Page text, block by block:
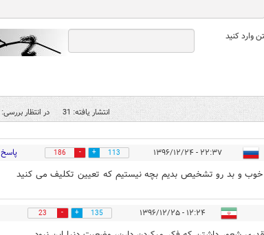
وارد کنید
انتشار یافته: 31 در انتظار بررسی: 18
۲۲:۳۷ - ۱۳۹۶/۱۲/۲۴ 113
186 پاسخ
خوب و بد رو تشخیص بدیم بچه نیستیم که تعیین تکلیف می کنید
۱۲:۲۴ - ۱۳۹۶/۱۲/۲۵ 135
23